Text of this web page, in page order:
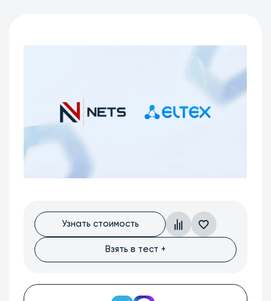
Узнать стоимость
Взять в тест +